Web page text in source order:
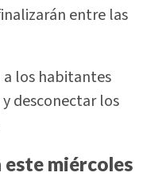
entre las
a los habitantes
desconectar los
este miércoles